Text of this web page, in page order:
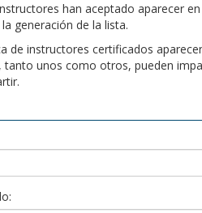
han aceptado aparecer
generación de la lista.
de instructores certificados
unos como otros, pueden